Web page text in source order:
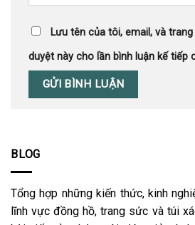
Lưu tên của tôi, email, và
duyệt này cho lần bình luận kế tiếp
BLOG
Tổng hợp những kiến thức, kinh
lĩnh vực đồng hồ, trang sức và túi